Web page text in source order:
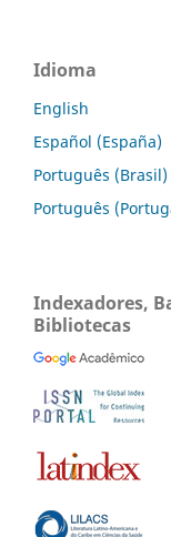
Idioma
English
Español (España)
Português (Brasil)
Português
Indexadores,
Bibliotecas